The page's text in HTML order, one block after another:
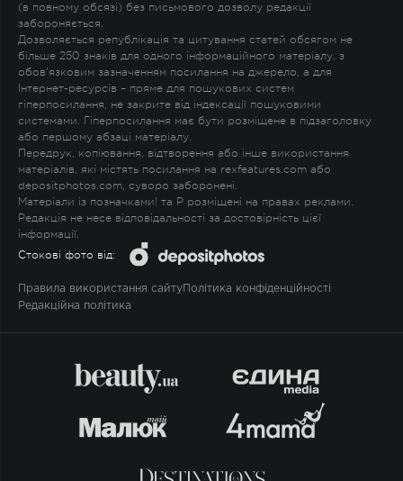
(в повному обсязі) без письмового дозволу редакції
забороняється.
Дозволяється републікація та цитування статей обсягом не
більше 250 знаків для одного інформаційного матеріалу, з
обов'язковим зазначенням посилання на джерело, а для
Інтернет-ресурсів – пряме для пошукових систем
гіперпосилання, не закрите від індексації пошуковими
системами. Гіперпосилання має бути розміщене в підзаголовку
або першому абзаці матеріалу.
Передрук, копіювання, відтворення або інше використання
матеріалів, які містять посилання на rexfeatures.com або
depositphotos.com, суворо заборонені.
Матеріали із позначками! та P розміщені на правах реклами.
Редакція не несе відповідальності за достовірність цієї
інформації.
Стокові фото від:
Правила використання сайту Політика конфіденційності
Редакційна політика